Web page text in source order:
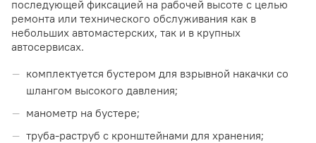
последующей фиксацией на рабочей высоте с целью
ремонта или технического обслуживания как в
небольших автомастерских, так и в крупных
автосервисах.
комплектуется бустером для взрывной накачки со
шлангом высокого давления;
манометр на бустере;
труба-раструб с кронштейнами для хранения;